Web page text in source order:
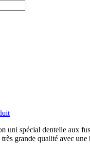
uni spécial dentelle aux
grande qualité avec une